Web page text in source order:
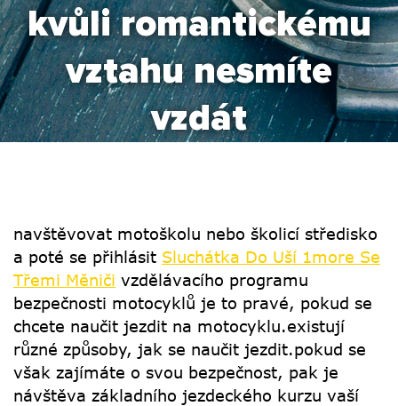
kvůli romantickému
vztahu nesmíte
vzdát
navštěvovat motoškolu nebo školicí středisko
a poté se přihlásit Sluchátka Do Uší 1more Se
Třemi Měniči vzdělávacího programu
bezpečnosti motocyklů je to pravé, pokud se
chcete naučit jezdit na motocyklu.existují
různé způsoby, jak se naučit jezdit.pokud se
však zajímáte o svou bezpečnost, pak je
návštěva základního jezdeckého kurzu vaší